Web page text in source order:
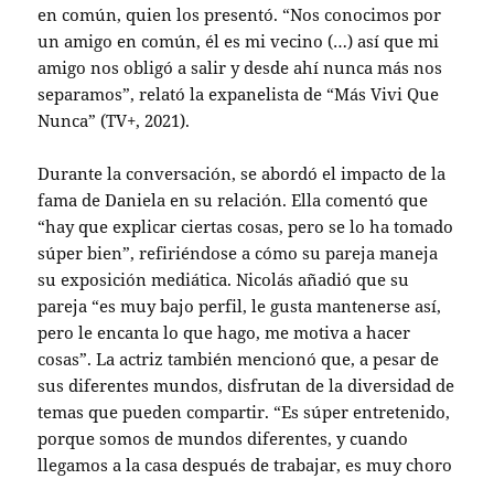
en común, quien los presentó. “Nos conocimos por
un amigo en común, él es mi vecino (…) así que mi
amigo nos obligó a salir y desde ahí nunca más nos
separamos”, relató la expanelista de “Más Vivi Que
Nunca” (TV+, 2021).
Durante la conversación, se abordó el impacto de la
fama de Daniela en su relación. Ella comentó que
“hay que explicar ciertas cosas, pero se lo ha tomado
súper bien”, refiriéndose a cómo su pareja maneja
su exposición mediática. Nicolás añadió que su
pareja “es muy bajo perfil, le gusta mantenerse así,
pero le encanta lo que hago, me motiva a hacer
cosas”. La actriz también mencionó que, a pesar de
sus diferentes mundos, disfrutan de la diversidad de
temas que pueden compartir. “Es súper entretenido,
porque somos de mundos diferentes, y cuando
llegamos a la casa después de trabajar, es muy choro